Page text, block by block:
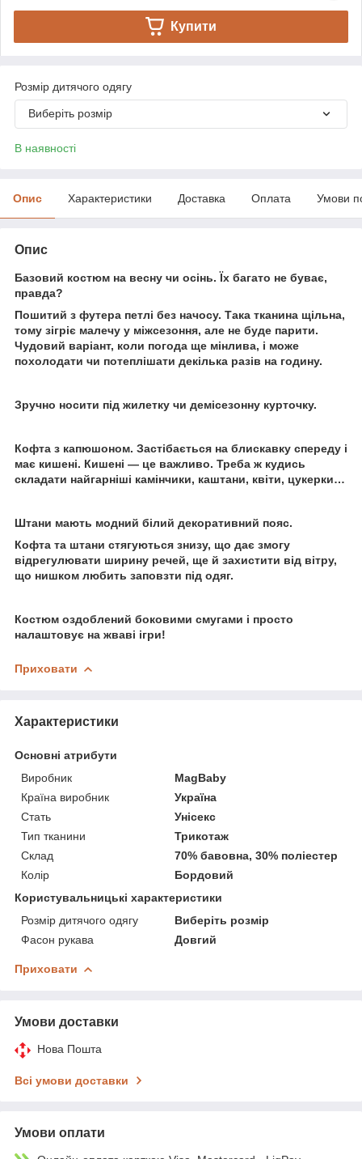
Купити
Розмір дитячого одягу
Виберіть розмір
В наявності
Опис Характеристики Доставка Оплата Умови
Опис
Базовий костюм на весну чи осінь. Їх багато не буває,
правда?
Пошитий з футера петлі без начосу. Така тканина щільна,
тому зігріє малечу у міжсезоння, але не буде парити.
Чудовий варіант, коли погода ще мінлива, і може
похолодати чи потеплішати декілька разів на годину.
Зручно носити під жилетку чи демісезонну курточку.
Кофта з капюшоном. Застібається на блискавку спереду і
має кишені. Кишені — це важливо. Треба ж кудись
складати найгарніші камінчики, каштани, квіти, цукерки…
Штани мають модний білий декоративний пояс.
Кофта та штани стягуються знизу, що дає змогу
відрегулювати ширину речей, ще й захистити від вітру,
що нишком любить заповзти під одяг.
Костюм оздоблений боковими смугами і просто
налаштовує на жваві ігри!
Приховати
Характеристики
Основні атрибути
Виробник
MagBaby
Країна виробник
Україна
Стать
Унісекс
Тип тканини
Трикотаж
Склад
70% бавовна, 30% поліестер
Колір
Бордовий
Користувальницькі характеристики
Розмір дитячого одягу
Виберіть розмір
Фасон рукава
Довгий
Приховати
Умови доставки
Нова Пошта
Всі умови доставки
Умови оплати